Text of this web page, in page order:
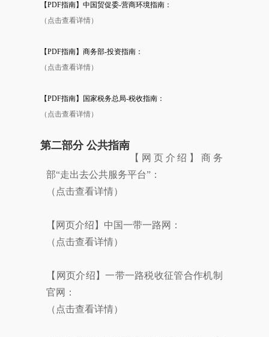
【PDF指南】中国贸促委-营商环境指南：
（点击查看详情）
【PDF指南】商务部-投资指南：
（点击查看详情）
【PDF指南】国家税务总局-税收指南：
（点击查看详情）
第二部分 公共指南
【网页介绍】商务
部“走出去公共服务平台”：
（点击查看详情）
【网页介绍】中国一带一路网：
（点击查看详情）
【网页介绍】一带一路税收征管合作机制
官网：
（点击查看详情）